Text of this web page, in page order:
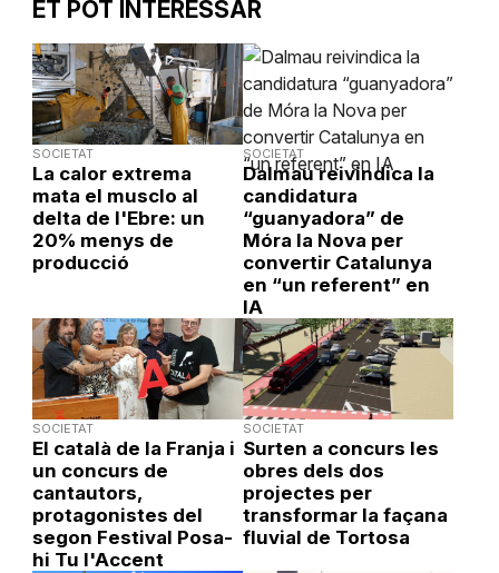
ET POT INTERESSAR
SOCIETAT
La calor extrema
mata el musclo al
delta de l'Ebre: un
20% menys de
producció
SOCIETAT
Dalmau reivindica la
candidatura
“guanyadora” de
Móra la Nova per
convertir Catalunya
en “un referent” en
IA
SOCIETAT
El català de la Franja i
un concurs de
cantautors,
protagonistes del
segon Festival Posa-
hi Tu l'Accent
SOCIETAT
Surten a concurs les
obres dels dos
projectes per
transformar la façana
fluvial de Tortosa